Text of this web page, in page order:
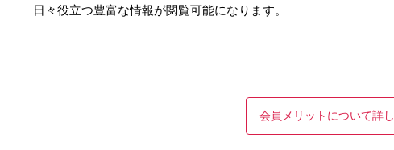
について教えてください
日々役立つ豊富な情報が閲覧可能になります。
会員メリットについて詳